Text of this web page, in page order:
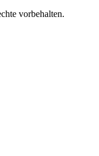
vorbehalten.